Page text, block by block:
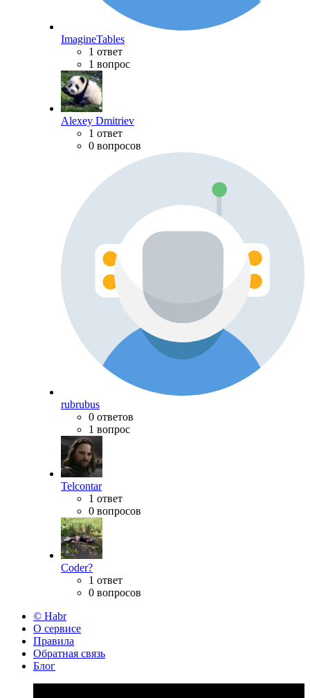
ImagineTables
1 ответ
1 вопрос
Alexey Dmitriev
1 ответ
0 вопросов
rubrubus
0 ответов
1 вопрос
Telcontar
1 ответ
0 вопросов
Coder?
1 ответ
0 вопросов
© Habr
О сервисе
Правила
Обратная связь
Блог